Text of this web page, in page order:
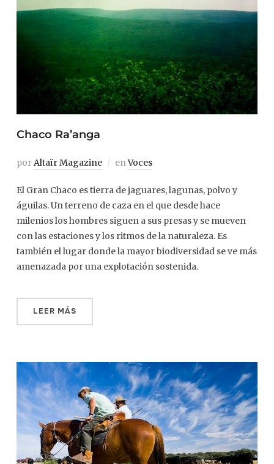
Chaco Ra’anga
por Altaïr Magazine enVoces
El Gran Chaco es tierra de jaguares, lagunas, polvo y
águilas. Un terreno de caza en el que desde hace
milenios los hombres siguen a sus presas y se mueven
con las estaciones y los ritmos de la naturaleza. Es
también el lugar donde la mayor biodiversidad se ve más
amenazada por una explotación sostenida.
LEER MÁS